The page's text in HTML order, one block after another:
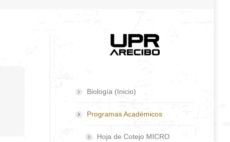
Biología (Inicio)
Programas Académicos
Hoja de Cotejo MICRO